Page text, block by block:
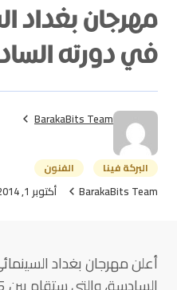
مهرجان بغداد
في دورته
BarakaBits Team
البركة فينا الفنون
BarakaBits Team أكتوبر 1, 2014
أعلن مهرجان بغداد